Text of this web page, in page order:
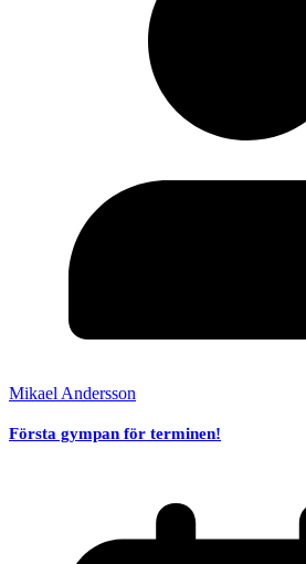
Mikael Andersson
Första gympan för terminen!